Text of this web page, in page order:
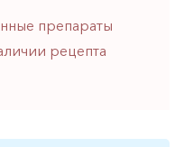
препараты
рецепта